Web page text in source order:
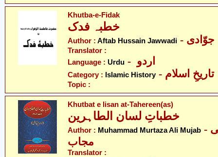
Khutba-e-Fidak
خطبہ فدک
Author : Aftab Hussain Jawwadi
Translator :
Language : Urdu
Category : Islamic History - تاریخِ اسلام
Topic :
Khutbat e lisan at-Tahereen(as)
خطباتِ لسان الطاہرین
Author : Muhammad Murtaza Ali Mujab - محمد مرتضیٰ علی
مجاب
Translator :